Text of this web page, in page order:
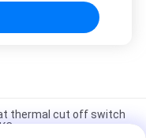
thermal cut off switch